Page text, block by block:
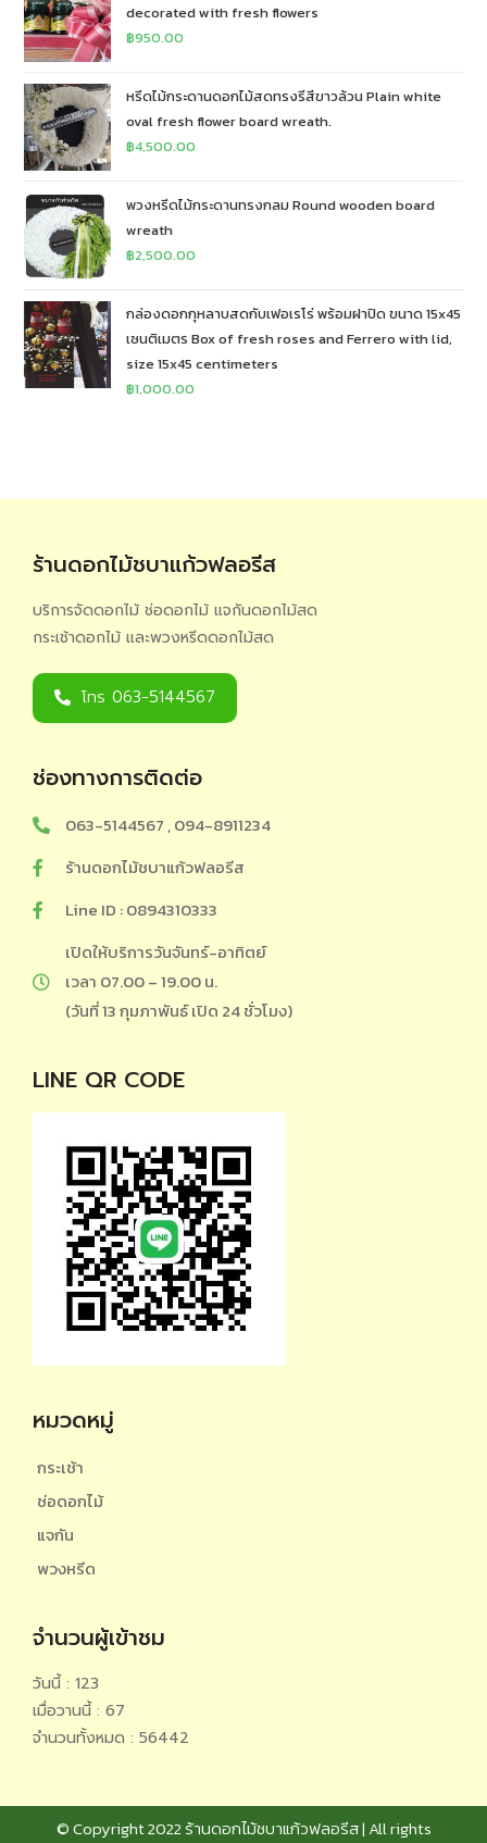
decorated with fresh flowers
฿950.00
หรีดไม้กระดานดอกไม้สดทรงรีสีขาวล้วน Plain white
oval fresh flower board wreath.
฿4,500.00
พวงหรีดไม้กระดานทรงกลม Round wooden board
wreath
฿2,500.00
กล่องดอกกุหลาบสดกับเฟอเรโร่ พร้อมฝาปิด ขนาด 15x45
เซนติเมตร Box of fresh roses and Ferrero with lid,
size 15x45 centimeters
฿1,000.00
ร้านดอกไม้ชบาแก้วฟลอรีส
บริการจัดดอกไม้ ช่อดอกไม้ แจกันดอกไม้สด
กระเช้าดอกไม้ และพวงหรีดดอกไม้สด
โทร 063-5144567
ช่องทางการติดต่อ
063-5144567 , 094-8911234
ร้านดอกไม้ชบาแก้วฟลอรีส
Line ID : 0894310333
เปิดให้บริการวันจันทร์-อาทิตย์
เวลา 07.00 – 19.00 น.
(วันที่ 13 กุมภาพันธ์ เปิด 24 ชั่วโมง)
LINE QR CODE
หมวดหมู่
กระเช้า
ช่อดอกไม้
แจกัน
พวงหรีด
จำนวนผู้เข้าชม
วันนี้ : 123
เมื่อวานนี้ : 67
จำนวนทั้งหมด : 56442
© Copyright 2022 ร้านดอกไม้ชบาแก้วฟลอรีส | All rights